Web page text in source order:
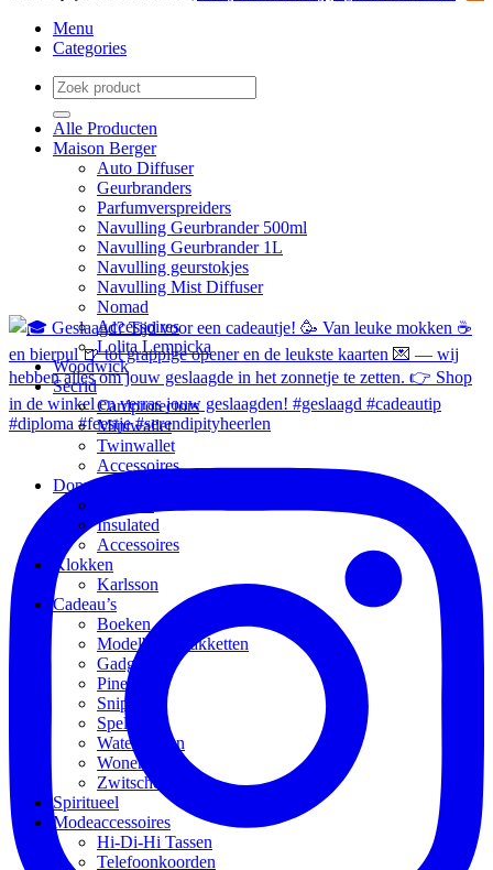
Menu
Categories
Zoeken
naar:
Alle Producten
Maison Berger
Auto Diffuser
Geurbranders
Parfumverspreiders
Navulling Geurbrander 500ml
Navulling Geurbrander 1L
Navulling geurstokjes
Navulling Mist Diffuser
Nomad
Accessoires
Lolita Lempicka
Woodwick
Secrid
Cardprotectors
Miniwallet
Twinwallet
Accessoires
Dopper
Insulated
Accessoires
Klokken
Karlsson
Cadeau’s
Boeken
Modelbouwpakketten
Gadgets
Pineut
Snippers
Spellen
Waterflessen
Wonen
Zwitscherbox
Spiritueel
Modeaccessoires
Hi-Di-Hi Tassen
Telefoonkoorden